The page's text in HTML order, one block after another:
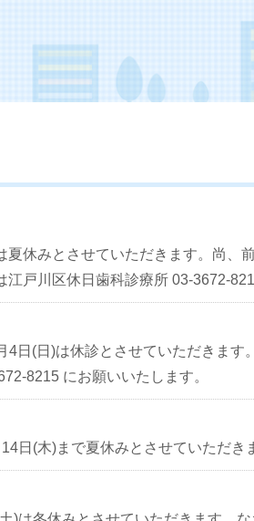
夏休みとさせていただきます。尚、
戸川区休日歯科診療所 03-3672-
4日(日)は休診とさせていただきま
8215 にお願いいたします。
日(木)まで夏休みとさせていただき